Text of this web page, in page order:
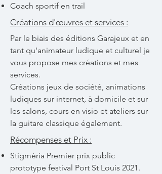
Coach sportif en trail
Créations d'œuvres et services :
Par le biais des éditions Garajeux et en
tant qu'animateur ludique et culturel je
vous propose mes créations et mes
services.
Créations jeux de société, animations
ludiques sur internet, à domicile et sur
les salons, cours en visio et ateliers sur
la guitare classique également.
Récompenses et Prix :
Stigméria Premier prix public
prototype festival Port St Louis 2021.